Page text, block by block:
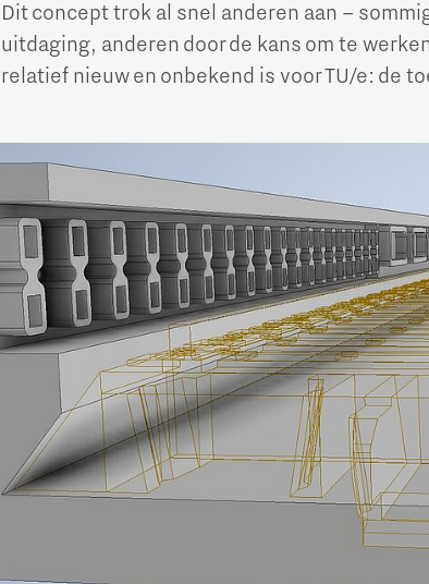
Dit concept trok al snel anderen aan –
uitdaging, anderen door de kans om te
relatief nieuw en onbekend is voor TU/e: de